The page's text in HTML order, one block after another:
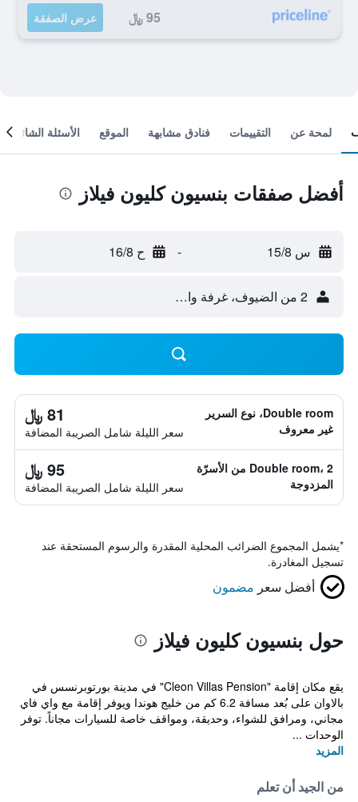
95 ﷼ عرض الصفقة
لمحة عن التقييمات فنادق مشابهة الموقع الأسئلة الشائعة
أفضل صفقات بنسيون كليون فيلاز
س 15/8 - ح 16/8
2 من الضيوف، غرفة واحدة
Double room، نوع السرير
غير معروف
81 ﷼
سعر الليلة شامل الصريبة المضافة
Double room، 2 من الأسرّة
المزدوجة
95 ﷼
سعر الليلة شامل الصريبة المضافة
*يشمل المجموع الضرائب المحلية المقدرة والرسوم المستحقة عند
تسجيل المغادرة.
أفضل سعر مضمون
حول بنسيون كليون فيلاز
يقع مكان إقامة "Cleon Villas Pension" في مدينة بورتوبرنسس في
بالاوان على بُعد مسافة 6.2 كم من خليج هوندا ويوفر إقامة مع واي فاي
مجاني، ومرافق للشواء، وحديقة، ومواقف خاصة للسيارات مجاناً. توفر
الوحدات ...
المزيد
من الجيد أن تعلم